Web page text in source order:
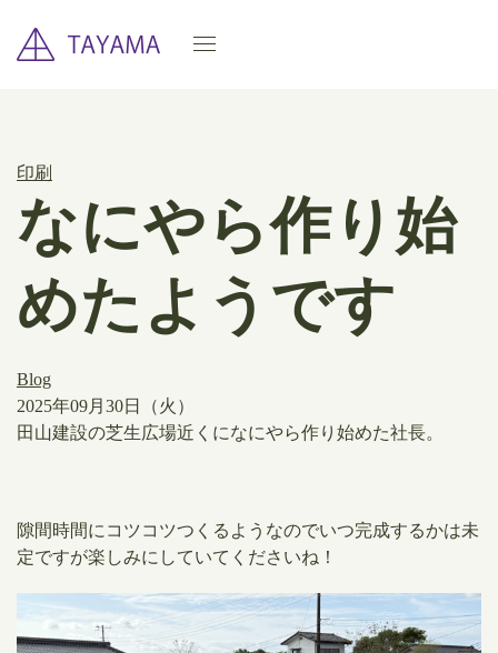
印刷
なにやら作り始
めたようです
Blog
2025年09月30日（火）
田山建設の芝生広場近くになにやら作り始めた社長。
隙間時間にコツコツつくるようなのでいつ完成するかは未
定ですが楽しみにしていてくださいね！